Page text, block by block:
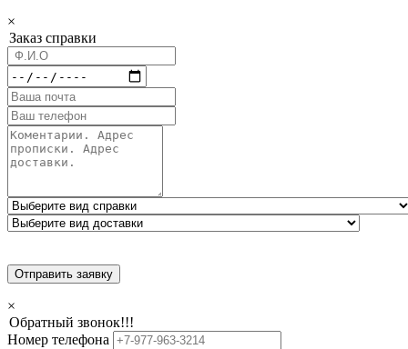
×
Заказ справки
Отправить заявку
×
Обратный звонок!!!
Номер телефона